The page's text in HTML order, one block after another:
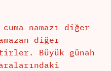
namazı diğer
diğer
Büyük günah